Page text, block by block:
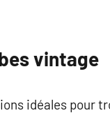
vintage
idéales pour